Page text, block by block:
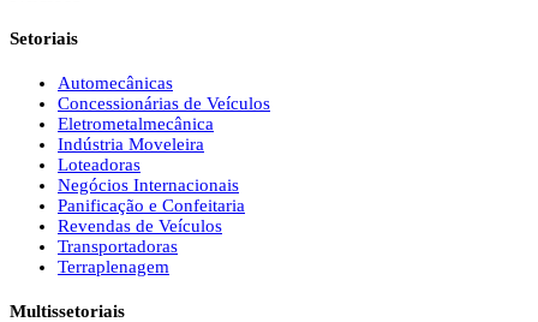
Setoriais
Automecânicas
Concessionárias de Veículos
Eletrometalmecânica
Indústria Moveleira
Loteadoras
Negócios Internacionais
Panificação e Confeitaria
Revendas de Veículos
Transportadoras
Terraplenagem
Multissetoriais